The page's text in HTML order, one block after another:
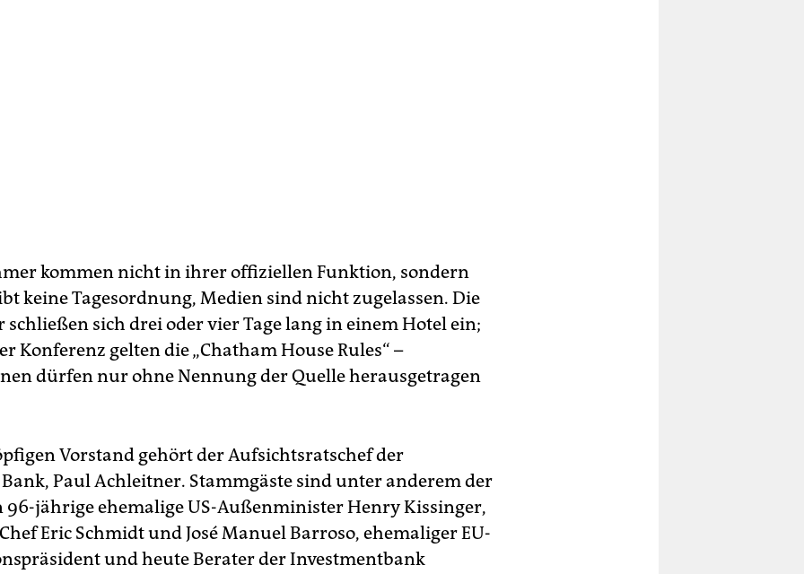
kommen nicht in ihrer offiziellen Funktion, sondern
keine Tagesordnung, Medien sind nicht zugelassen. Die
schließen sich drei oder vier Tage lang in einem Hotel ein;
Konferenz gelten die „Chatham House ­Rules“ –
dürfen nur ohne Nennung der Quelle herausgetragen
Vorstand gehört der Aufsichtsratschef der
Paul Achleitner. Stammgäste sind unter anderem der
96-jährige ehemalige US-Außenminister Henry Kissinger,
Eric Schmidt und José Manuel Barroso, ehemaliger EU-
und heute Berater der Investmentbank